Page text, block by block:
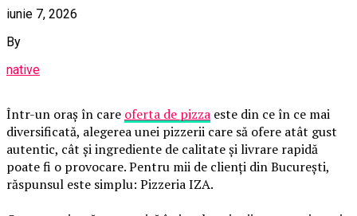
iunie 7, 2026
By
native
Într-un oraș în care oferta de pizza este din ce în ce mai
diversificată, alegerea unei pizzerii care să ofere atât gust
autentic, cât și ingrediente de calitate și livrare rapidă
poate fi o provocare. Pentru mii de clienți din București,
răspunsul este simplu: Pizzeria IZA.